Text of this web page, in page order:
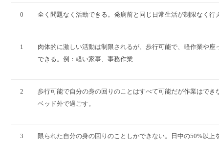
0 全く問題なく活動できる。発病前と同じ日常生活が制限なく行
1
肉体的に激しい活動は制限されるが、歩行可能で、軽作業や座
できる。例：軽い家事、事務作業
2
歩行可能で自分の身の回りのことはすべて可能だが作業はでき
ベッド外で過ごす。
3
限られた自分の身の回りのことしかできない。日中の50%以上